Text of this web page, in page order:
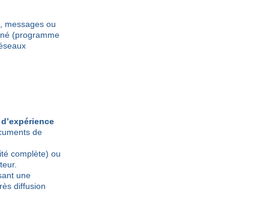
messages ou
(programme
de
complète) ou
une
diffusion